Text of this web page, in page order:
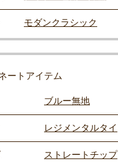
モダンクラシック
ートアイテム
ブルー無地
レジメンタルタイ
ストレートチップ